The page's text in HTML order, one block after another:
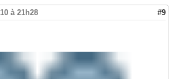
à 21h28 #9